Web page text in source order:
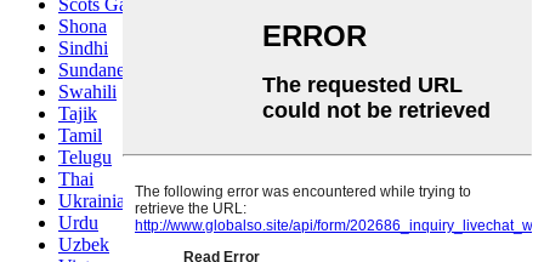
Scots Gaelic
Shona
Sindhi
Sundanese
Swahili
Tajik
Tamil
Telugu
Thai
Ukrainian
Urdu
Uzbek